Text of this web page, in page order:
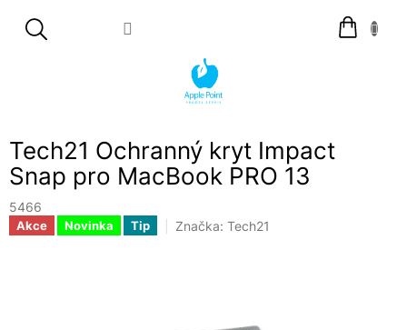
Nákupní
košík
Tech21 Ochranný kryt Impact
Snap pro MacBook PRO 13
5466
Akce Novinka Tip Značka:Tech21